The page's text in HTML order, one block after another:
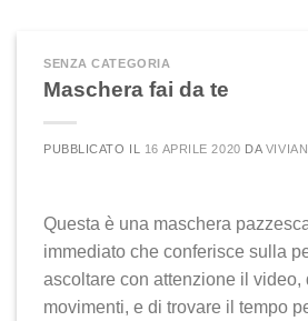
SENZA CATEGORIA
Maschera fai da te
PUBBLICATO IL 16 APRILE 2020 DA
Questa è una maschera
immediato che conferisce sulla
ascoltare con attenzione il video,
movimenti, e di trovare il tempo